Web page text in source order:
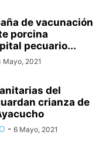
de vacunación
porcina
pecuario...
Mayo, 2021
del
crianza de
- 6 Mayo, 2021